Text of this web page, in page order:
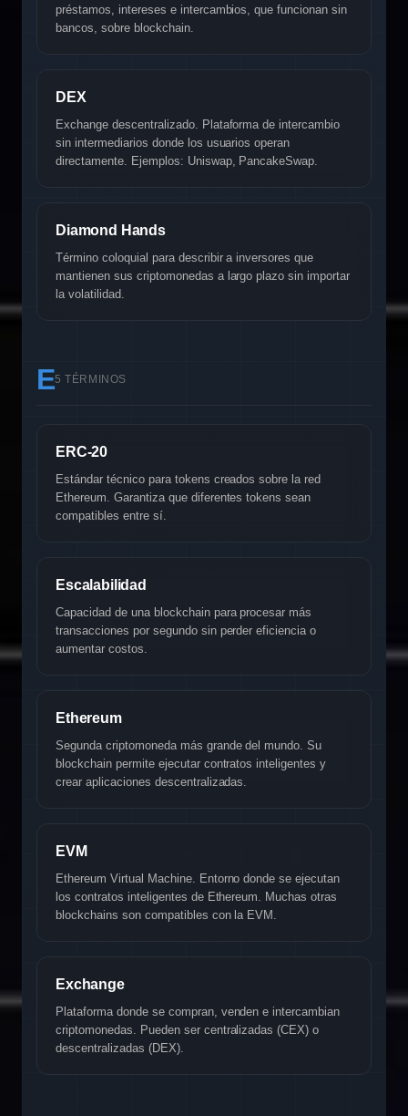
préstamos, intereses e intercambios, que funcionan sin
bancos, sobre blockchain.
DEX
Exchange descentralizado. Plataforma de intercambio
sin intermediarios donde los usuarios operan
directamente. Ejemplos: Uniswap, PancakeSwap.
Diamond Hands
Término coloquial para describir a inversores que
mantienen sus criptomonedas a largo plazo sin importar
la volatilidad.
E5 TÉRMINOS
ERC-20
Estándar técnico para tokens creados sobre la red
Ethereum. Garantiza que diferentes tokens sean
compatibles entre sí.
Escalabilidad
Capacidad de una blockchain para procesar más
transacciones por segundo sin perder eficiencia o
aumentar costos.
Ethereum
Segunda criptomoneda más grande del mundo. Su
blockchain permite ejecutar contratos inteligentes y
crear aplicaciones descentralizadas.
EVM
Ethereum Virtual Machine. Entorno donde se ejecutan
los contratos inteligentes de Ethereum. Muchas otras
blockchains son compatibles con la EVM.
Exchange
Plataforma donde se compran, venden e intercambian
criptomonedas. Pueden ser centralizadas (CEX) o
descentralizadas (DEX).